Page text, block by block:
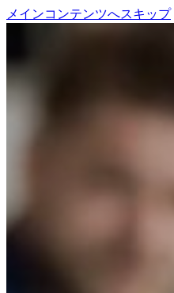
メインコンテンツへスキップ